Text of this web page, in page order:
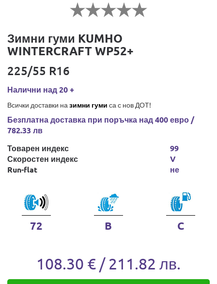
Зимни гуми KUMHO
WINTERCRAFT WP52+
225/55 R16
Налични над 20 +
Всички доставки на зимни гуми са с нов ДОТ!
Безплатна доставка при поръчка над 400 евро /
782.33 лв
Товарен индекс
Скоростен индекс
Run-flat
99
V
не
72 B C
108.30 € / 211.82 лв.